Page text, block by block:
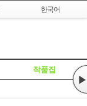
한국어
작품집
▶